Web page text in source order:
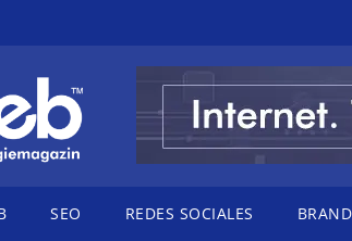
SEO REDES SOCIALES